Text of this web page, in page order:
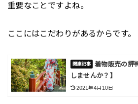
重要なことですよね。
ここにはこだわりがあるからです。
着物販売の評
しませんか？】
2021年4月10日